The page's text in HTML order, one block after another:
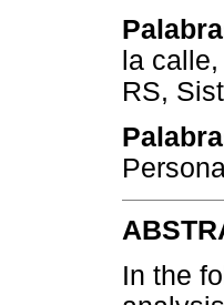
la
RS,
In the